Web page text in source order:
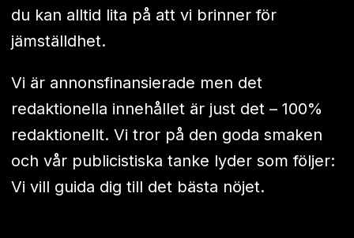
du kan alltid lita på att vi brinner för
jämställdhet.
Vi är annonsfinansierade men det
redaktionella innehållet är just det – 100%
redaktionellt. Vi tror på den goda smaken
och vår publicistiska tanke lyder som följer:
Vi vill guida dig till det bästa nöjet.